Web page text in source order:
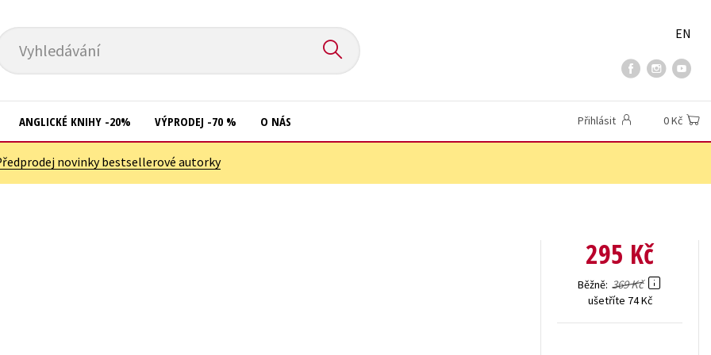
Vyhledávání
EN
ANGLICKÉ KNIHY -20% VÝPRODEJ -70 % O NÁS Přihlásit 0 Kč
novinky bestsellerové autorky
295 Kč
Běžně 369 Kč
ušetříte 74 Kč